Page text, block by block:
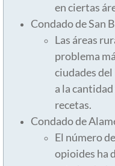
You can
Contact Us
Contacta con
en ciertas
Condado de San
Las áreas
problema
ciudades
a la
recetas.
Condado de
El número
opioides ha